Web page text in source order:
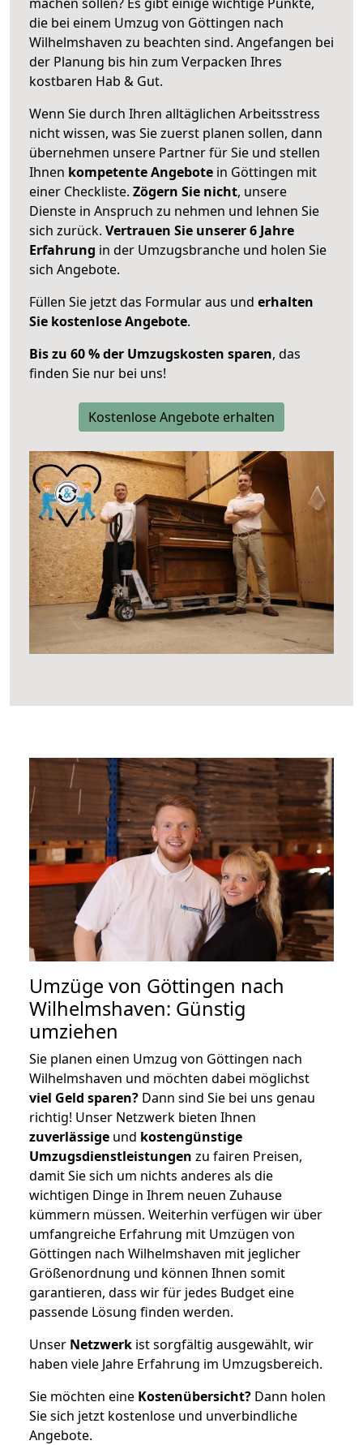
die bei einem Umzug von Göttingen nach
Wilhelmshaven zu beachten sind. Angefangen bei
der Planung bis hin zum Verpacken Ihres
kostbaren Hab & Gut.
Wenn Sie durch Ihren alltäglichen Arbeitsstress
nicht wissen, was Sie zuerst planen sollen, dann
übernehmen unsere Partner für Sie und stellen
Ihnen kompetente Angebote in Göttingen mit
einer Checkliste. Zögern Sie nicht, unsere
Dienste in Anspruch zu nehmen und lehnen Sie
sich zurück. Vertrauen Sie unserer 6 Jahre
Erfahrung in der Umzugsbranche und holen Sie
sich Angebote.
Füllen Sie jetzt das Formular aus und erhalten
Sie kostenlose Angebote.
Bis zu 60 % der Umzugskosten sparen, das
finden Sie nur bei uns!
Kostenlose Angebote erhalten
Umzüge von Göttingen nach
Wilhelmshaven: Günstig
umziehen
Sie planen einen Umzug von Göttingen nach
Wilhelmshaven und möchten dabei möglichst
viel Geld sparen? Dann sind Sie bei uns genau
richtig! Unser Netzwerk bieten Ihnen
zuverlässige und kostengünstige
Umzugsdienstleistungen zu fairen Preisen,
damit Sie sich um nichts anderes als die
wichtigen Dinge in Ihrem neuen Zuhause
kümmern müssen. Weiterhin verfügen wir über
umfangreiche Erfahrung mit Umzügen von
Göttingen nach Wilhelmshaven mit jeglicher
Größenordnung und können Ihnen somit
garantieren, dass wir für jedes Budget eine
passende Lösung finden werden.
Unser Netzwerk ist sorgfältig ausgewählt, wir
haben viele Jahre Erfahrung im Umzugsbereich.
Sie möchten eine Kostenübersicht? Dann holen
Sie sich jetzt kostenlose und unverbindliche
Angebote.